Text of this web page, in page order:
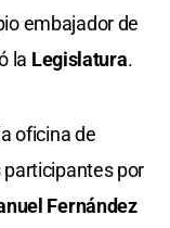
embajador de
la Legislatura.
oficina de
participantes por
Fernández